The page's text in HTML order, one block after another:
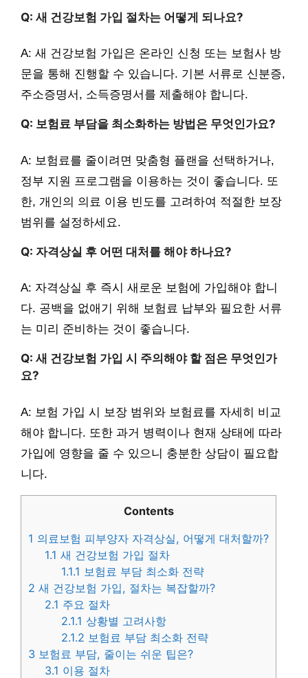
Q: 새 건강보험 가입 절차는 어떻게 되나요?
A: 새 건강보험 가입은 온라인 신청 또는 보험사 방
문을 통해 진행할 수 있습니다. 기본 서류로 신분증,
주소증명서, 소득증명서를 제출해야 합니다.
Q: 보험료 부담을 최소화하는 방법은 무엇인가요?
A: 보험료를 줄이려면 맞춤형 플랜을 선택하거나,
정부 지원 프로그램을 이용하는 것이 좋습니다. 또
한, 개인의 의료 이용 빈도를 고려하여 적절한 보장
범위를 설정하세요.
Q: 자격상실 후 어떤 대처를 해야 하나요?
A: 자격상실 후 즉시 새로운 보험에 가입해야 합니
다. 공백을 없애기 위해 보험료 납부와 필요한 서류
는 미리 준비하는 것이 좋습니다.
Q: 새 건강보험 가입 시 주의해야 할 점은 무엇인가
요?
A: 보험 가입 시 보장 범위와 보험료를 자세히 비교
해야 합니다. 또한 과거 병력이나 현재 상태에 따라
가입에 영향을 줄 수 있으니 충분한 상담이 필요합
니다.
Contents
1 의료보험 피부양자 자격상실, 어떻게 대처할까?
1.1 새 건강보험 가입 절차
1.1.1 보험료 부담 최소화 전략
2 새 건강보험 가입, 절차는 복잡할까?
2.1 주요 절차
2.1.1 상황별 고려사항
2.1.2 보험료 부담 최소화 전략
3 보험료 부담, 줄이는 쉬운 팁은?
3.1 이용 절차